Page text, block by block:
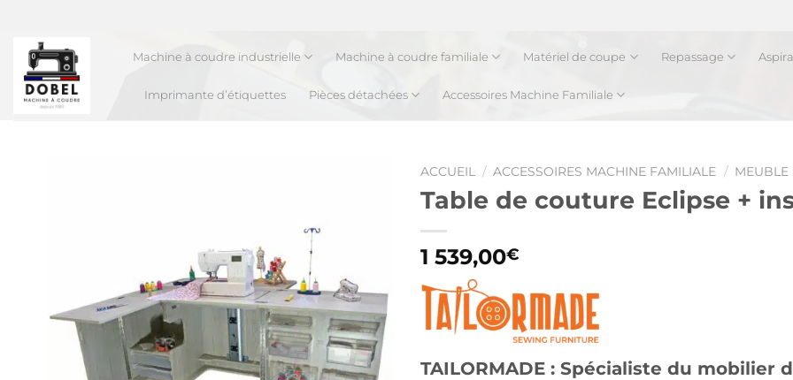
contenu
Machine à coudre industrielle Machine à coudre familiale Matériel de coupe Repassage
Imprimante d’étiquettes Pièces détachées Accessoires Machine Familiale
ACCUEIL / ACCESSOIRES MACHINE FAMILIALE / MEUBLE
Table de couture Eclipse +
1 539,00€
TAILORMADE : Spécialiste du mobilier